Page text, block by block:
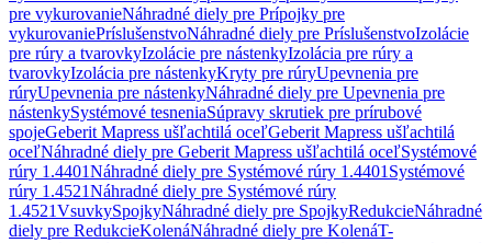
pre vykurovanieNáhradné diely pre Prípojky pre
vykurovaniePríslušenstvoNáhradné diely pre PríslušenstvoIzolácie
pre rúry a tvarovkyIzolácie pre nástenkyIzolácia pre rúry a
tvarovkyIzolácia pre nástenkyKryty pre rúryUpevnenia pre
rúryUpevnenia pre nástenkyNáhradné diely pre Upevnenia pre
nástenkySystémové tesneniaSúpravy skrutiek pre prírubové
spojeGeberit Mapress ušľachtilá oceľGeberit Mapress ušľachtilá
oceľNáhradné diely pre Geberit Mapress ušľachtilá oceľSystémové
rúry 1.4401Náhradné diely pre Systémové rúry 1.4401 Systémové
rúry 1.4521Náhradné diely pre Systémové rúry
1.4521VsuvkySpojkyNáhradné diely pre SpojkyRedukcieNáhradné
diely pre RedukcieKolenáNáhradné diely pre KolenáT-